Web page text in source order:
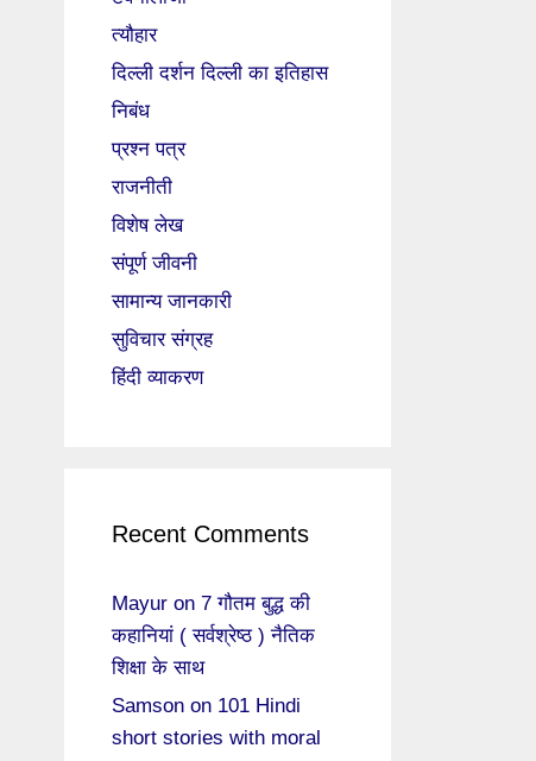
त्यौहार
दिल्ली दर्शन दिल्ली का इतिहास
निबंध
प्रश्न पत्र
राजनीती
विशेष लेख
संपूर्ण जीवनी
सामान्य जानकारी
सुविचार संग्रह
हिंदी व्याकरण
Recent Comments
Mayur on 7 गौतम बुद्ध की
कहानियां ( सर्वश्रेष्ठ ) नैतिक
शिक्षा के साथ
Samson on 101 Hindi
short stories with moral